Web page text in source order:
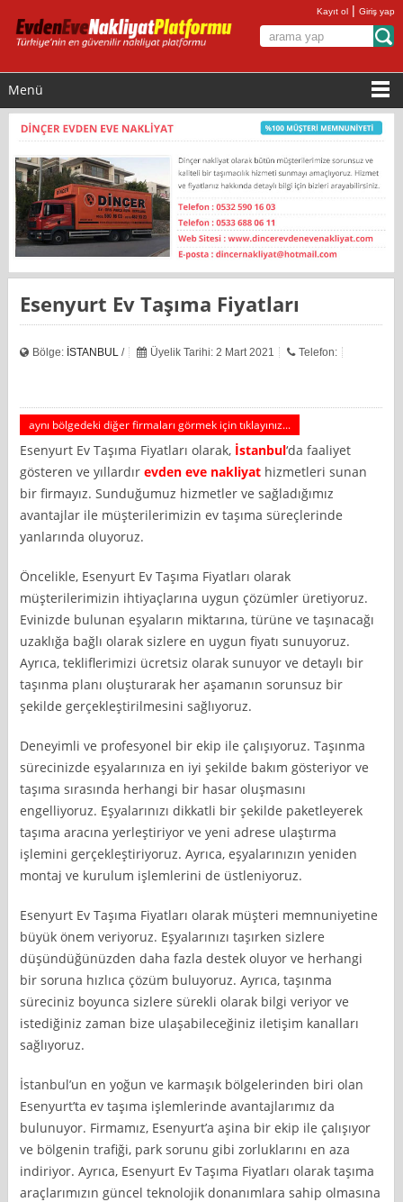
Kayıt ol |Giriş yap
Menü
Esenyurt Ev Taşıma Fiyatları
Bölge: İSTANBUL / Üyelik Tarihi: 2 Mart 2021 Telefon:
aynı bölgedeki diğer firmaları görmek için tıklayınız...
Esenyurt Ev Taşıma Fiyatları olarak, İstanbul‘da faaliyet
gösteren ve yıllardırevden eve nakliyat hizmetleri sunan
bir firmayız. Sunduğumuz hizmetler ve sağladığımız
avantajlar ile müşterilerimizin ev taşıma süreçlerinde
yanlarında oluyoruz.
Öncelikle, Esenyurt Ev Taşıma Fiyatları olarak
müşterilerimizin ihtiyaçlarına uygun çözümler üretiyoruz.
Evinizde bulunan eşyaların miktarına, türüne ve taşınacağı
uzaklığa bağlı olarak sizlere en uygun fiyatı sunuyoruz.
Ayrıca, tekliflerimizi ücretsiz olarak sunuyor ve detaylı bir
taşınma planı oluşturarak her aşamanın sorunsuz bir
şekilde gerçekleştirilmesini sağlıyoruz.
Deneyimli ve profesyonel bir ekip ile çalışıyoruz. Taşınma
sürecinizde eşyalarınıza en iyi şekilde bakım gösteriyor ve
taşıma sırasında herhangi bir hasar oluşmasını
engelliyoruz. Eşyalarınızı dikkatli bir şekilde paketleyerek
taşıma aracına yerleştiriyor ve yeni adrese ulaştırma
işlemini gerçekleştiriyoruz. Ayrıca, eşyalarınızın yeniden
montaj ve kurulum işlemlerini de üstleniyoruz.
Esenyurt Ev Taşıma Fiyatları olarak müşteri memnuniyetine
büyük önem veriyoruz. Eşyalarınızı taşırken sizlere
düşündüğünüzden daha fazla destek oluyor ve herhangi
bir soruna hızlıca çözüm buluyoruz. Ayrıca, taşınma
süreciniz boyunca sizlere sürekli olarak bilgi veriyor ve
istediğiniz zaman bize ulaşabileceğiniz iletişim kanalları
sağlıyoruz.
İstanbul’un en yoğun ve karmaşık bölgelerinden biri olan
Esenyurt’ta ev taşıma işlemlerinde avantajlarımız da
bulunuyor. Firmamız, Esenyurt’a aşina bir ekip ile çalışıyor
ve bölgenin trafiği, park sorunu gibi zorluklarını en aza
indiriyor. Ayrıca, Esenyurt Ev Taşıma Fiyatları olarak taşıma
araçlarımızın güncel teknolojik donanımlara sahip olmasına